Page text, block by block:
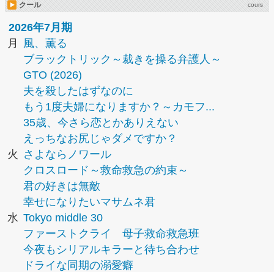
クール cours
2026年7月期
月
風、薫る
ブラックトリック～裁きを操る弁護人～
GTO (2026)
夫を殺したはずなのに
もう1度夫婦になりますか？～カモフ...
35歳、今さら恋とかありえない
えっちなお尻じゃダメですか？
火
さよならノワール
クロスロード～救命救急の約束～
君の好きは無敵
幸せになりたいマサムネ君
水 Tokyo middle 30
ファーストクライ 母子救命救急班
今夜もシリアルキラーと待ち合わせ
ドライな同期の溺愛癖